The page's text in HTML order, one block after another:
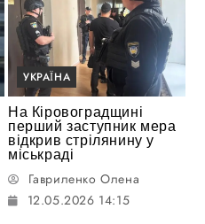
УКРАЇНА
На Кіровоградщині
перший заступник мера
відкрив стрілянину у
міськраді
Гавриленко Олена
12.05.2026 14:15